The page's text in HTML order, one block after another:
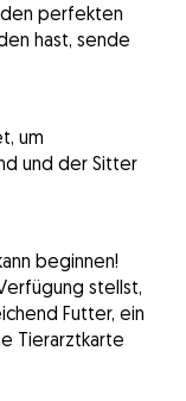
den perfekten
hast, sende
um
und der Sitter
beginnen!
stellst,
Futter, ein
Tierarztkarte